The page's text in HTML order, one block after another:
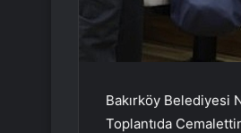
Bakırköy Belediyesi
Toplantıda